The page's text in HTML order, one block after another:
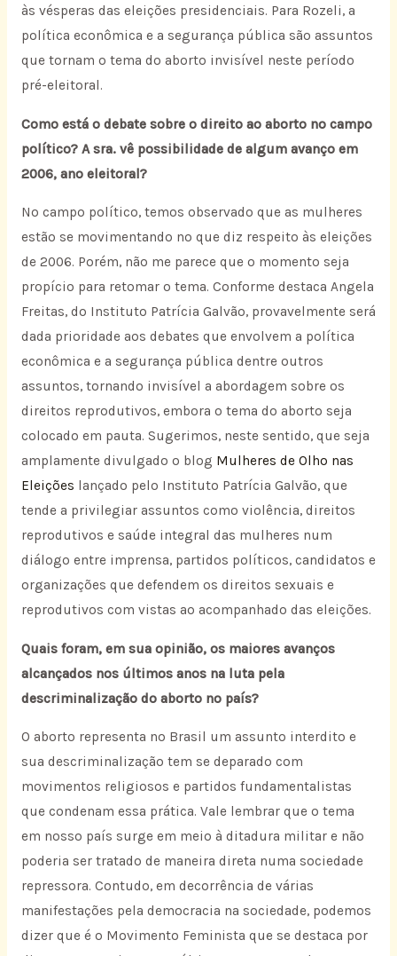
às vésperas das eleições presidenciais. Para Rozeli, a
política econômica e a segurança pública são assuntos
que tornam o tema do aborto invisível neste período
pré-eleitoral.
Como está o debate sobre o direito ao aborto no campo
político? A sra. vê possibilidade de algum avanço em
2006, ano eleitoral?
No campo político, temos observado que as mulheres
estão se movimentando no que diz respeito às eleições
de 2006. Porém, não me parece que o momento seja
propício para retomar o tema. Conforme destaca Angela
Freitas, do Instituto Patrícia Galvão, provavelmente será
dada prioridade aos debates que envolvem a política
econômica e a segurança pública dentre outros
assuntos, tornando invisível a abordagem sobre os
direitos reprodutivos, embora o tema do aborto seja
colocado em pauta. Sugerimos, neste sentido, que seja
amplamente divulgado o blog Mulheres de Olho nas
Eleições lançado pelo Instituto Patrícia Galvão, que
tende a privilegiar assuntos como violência, direitos
reprodutivos e saúde integral das mulheres num
diálogo entre imprensa, partidos políticos, candidatos e
organizações que defendem os direitos sexuais e
reprodutivos com vistas ao acompanhado das eleições.
Quais foram, em sua opinião, os maiores avanços
alcançados nos últimos anos na luta pela
descriminalização do aborto no país?
O aborto representa no Brasil um assunto interdito e
sua descriminalização tem se deparado com
movimentos religiosos e partidos fundamentalistas
que condenam essa prática. Vale lembrar que o tema
em nosso país surge em meio à ditadura militar e não
poderia ser tratado de maneira direta numa sociedade
repressora. Contudo, em decorrência de várias
manifestações pela democracia na sociedade, podemos
dizer que é o Movimento Feminista que se destaca por